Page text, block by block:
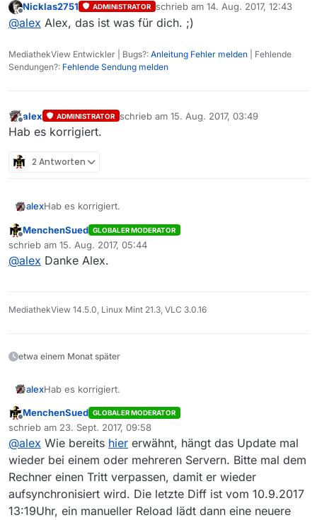
wiederholtem Drücken auf “neue Filmliste
laden” bekommt man die aktuelle Liste, nach
Liste von 5:18 Uhr zurück. Im Logfile ist nichts
besonderes zu sehen. Bitte mal die
Folgende Server sind bei mir definiert:
download10.onlinetvrecorder.com/
Offline
Nicklas2751 ADMINISTRATOR schrieb am 14. Aug. 2017, 12:43
zuletzt editiert von
@alex Alex, das ist was für dich. ;)
MediathekView Entwickler | Bugs?: Anleitung Fehler melden | Fehlende
Sendungen?: Fehlende Sendung melden
Offline
alex ADMINISTRATOR schrieb am 15. Aug. 2017, 03:49
zuletzt editiert von
Hab es korrigiert.
2 Antworten
alexHab es korrigiert.
Offline
MenchenSued GLOBALER MODERATOR
schrieb am 15. Aug. 2017, 05:44
zuletzt editiert von
@alex Danke Alex.
MediathekView 14.5.0, Linux Mint 21.3, VLC 3.0.16
etwa einem Monat später
alexHab es korrigiert.
Offline
MenchenSued GLOBALER MODERATOR
schrieb am 23. Sept. 2017, 09:58
zuletzt editiert von
@alex Wie bereits hier erwähnt, hängt das Update mal
wieder bei einem oder mehreren Servern. Bitte mal dem
Rechner einen Tritt verpassen, damit er wieder
aufsynchronisiert wird. Die letzte Diff ist vom 10.9.2017
13:19Uhr, ein manueller Reload lädt dann eine neuere